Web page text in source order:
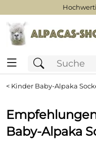
< Kinder Baby-Alpaka
Baby-Alpaka